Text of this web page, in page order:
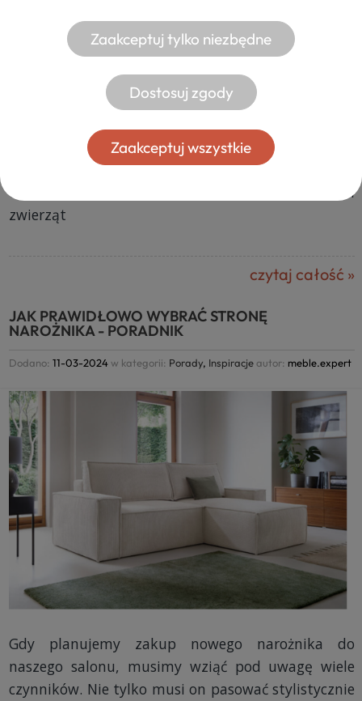
Meble tapicerowane to nie tylko element
każdego wnętrza, zapewniający komfort i
funkcjonalność. Wybór odpowiedniej tkaniny
obiciowej może być kluczowy dla właścicieli
zwierząt
czytaj całość »
JAK PRAWIDŁOWO WYBRAĆ STRONĘ
NAROŻNIKA - PORADNIK
Dodano:11-03-2024w kategorii: Porady, Inspiracje autor: meble.expert
Gdy planujemy zakup nowego narożnika do
naszego salonu, musimy wziąć pod uwagę wiele
czynników. Nie tylko musi on pasować stylistycznie
Zaakceptuj tylko niezbędne
Dostosuj zgody
Zaakceptuj wszystkie